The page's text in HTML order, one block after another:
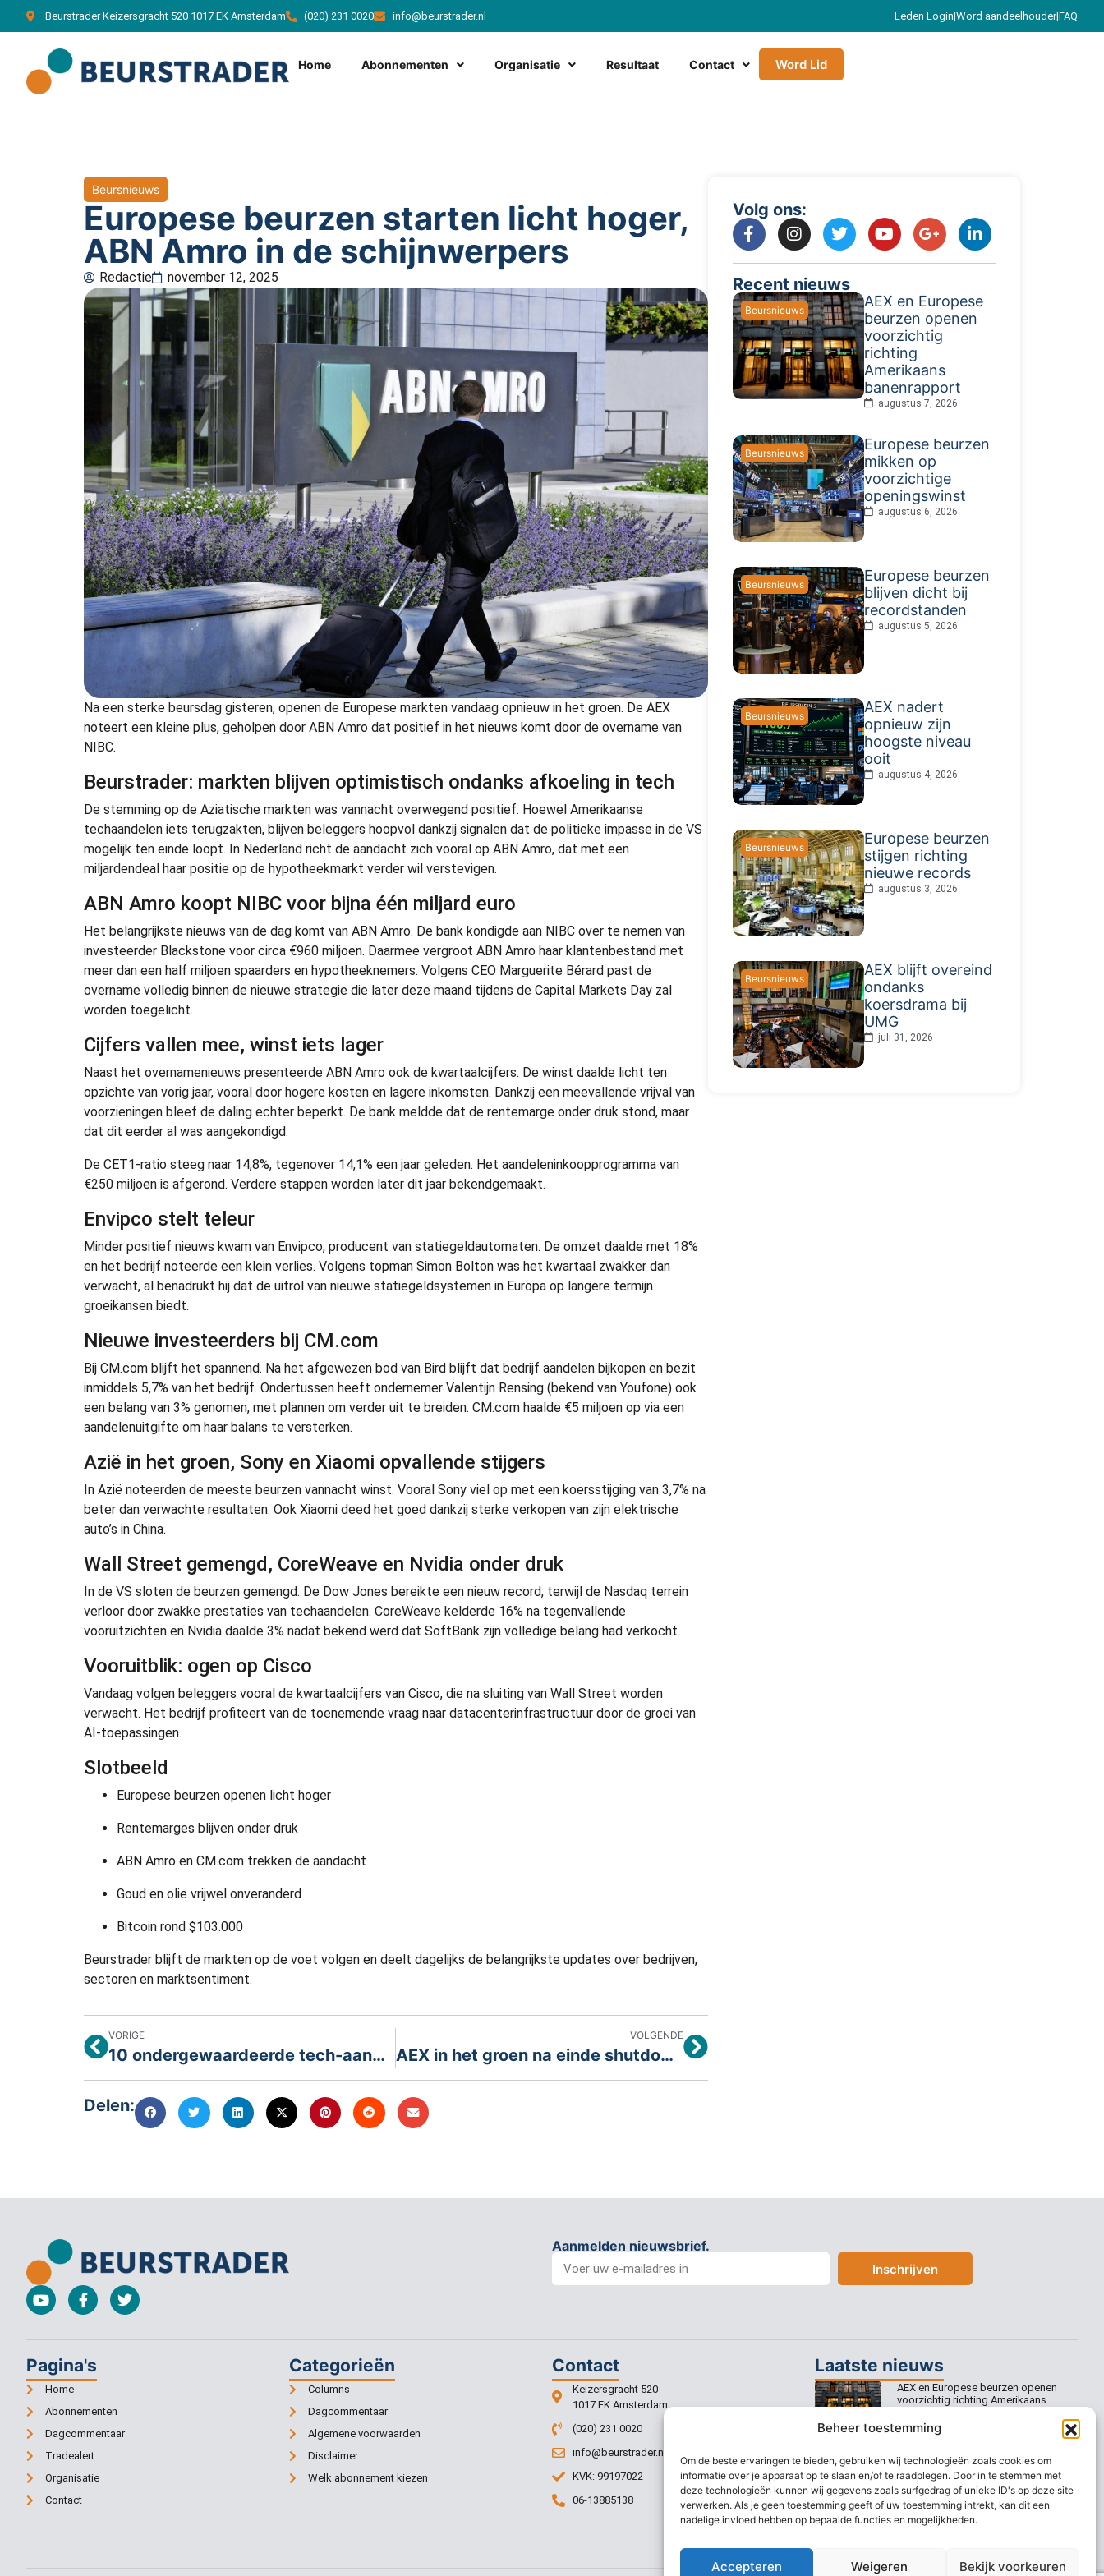
Beheer toestemming
Om de beste ervaringen te bieden, gebruiken wij technologieën zoals cookies om
informatie over je apparaat op te slaan en/of te raadplegen. Door in te stemmen met
deze technologieën kunnen wij gegevens zoals surfgedrag of unieke ID's op deze site
verwerken. Als je geen toestemming geeft of uw toestemming intrekt, kan dit een
nadelige invloed hebben op bepaalde functies en mogelijkheden.
Accepteren Weigeren Bekijk voorkeuren
Beurstrader Keizersgracht 520 1017 EK Amsterdam (020) 231 0020 info@beurstrader.nl Leden Login|Word aandeelhouder|FAQ
Home Abonnementen Organisatie Resultaat Contact Word Lid
Beursnieuws
Europese beurzen starten licht hoger,
ABN Amro in de schijnwerpers
Redactie november 12, 2025
Na een sterke beursdag gisteren, openen de Europese markten vandaag opnieuw in het groen. De AEX
noteert een kleine plus, geholpen door ABN Amro dat positief in het nieuws komt door de overname van
NIBC.
Beurstrader: markten blijven optimistisch ondanks afkoeling in tech
De stemming op de Aziatische markten was vannacht overwegend positief. Hoewel Amerikaanse
techaandelen iets terugzakten, blijven beleggers hoopvol dankzij signalen dat de politieke impasse in de VS
mogelijk ten einde loopt. In Nederland richt de aandacht zich vooral op ABN Amro, dat met een
miljardendeal haar positie op de hypotheekmarkt verder wil verstevigen.
ABN Amro koopt NIBC voor bijna één miljard euro
Het belangrijkste nieuws van de dag komt van ABN Amro. De bank kondigde aan NIBC over te nemen van
investeerder Blackstone voor circa €960 miljoen. Daarmee vergroot ABN Amro haar klantenbestand met
meer dan een half miljoen spaarders en hypotheeknemers. Volgens CEO Marguerite Bérard past de
overname volledig binnen de nieuwe strategie die later deze maand tijdens de Capital Markets Day zal
worden toegelicht.
Cijfers vallen mee, winst iets lager
Naast het overnamenieuws presenteerde ABN Amro ook de kwartaalcijfers. De winst daalde licht ten
opzichte van vorig jaar, vooral door hogere kosten en lagere inkomsten. Dankzij een meevallende vrijval van
voorzieningen bleef de daling echter beperkt. De bank meldde dat de rentemarge onder druk stond, maar
dat dit eerder al was aangekondigd.
De CET1-ratio steeg naar 14,8%, tegenover 14,1% een jaar geleden. Het aandeleninkoopprogramma van
€250 miljoen is afgerond. Verdere stappen worden later dit jaar bekendgemaakt.
Envipco stelt teleur
Minder positief nieuws kwam van Envipco, producent van statiegeldautomaten. De omzet daalde met 18%
en het bedrijf noteerde een klein verlies. Volgens topman Simon Bolton was het kwartaal zwakker dan
verwacht, al benadrukt hij dat de uitrol van nieuwe statiegeldsystemen in Europa op langere termijn
groeikansen biedt.
Nieuwe investeerders bij CM.com
Bij CM.com blijft het spannend. Na het afgewezen bod van Bird blijft dat bedrijf aandelen bijkopen en bezit
inmiddels 5,7% van het bedrijf. Ondertussen heeft ondernemer Valentijn Rensing (bekend van Youfone) ook
een belang van 3% genomen, met plannen om verder uit te breiden. CM.com haalde €5 miljoen op via een
aandelenuitgifte om haar balans te versterken.
Azië in het groen, Sony en Xiaomi opvallende stijgers
In Azië noteerden de meeste beurzen vannacht winst. Vooral Sony viel op met een koersstijging van 3,7% na
beter dan verwachte resultaten. Ook Xiaomi deed het goed dankzij sterke verkopen van zijn elektrische
auto’s in China.
Wall Street gemengd, CoreWeave en Nvidia onder druk
In de VS sloten de beurzen gemengd. De Dow Jones bereikte een nieuw record, terwijl de Nasdaq terrein
verloor door zwakke prestaties van techaandelen. CoreWeave kelderde 16% na tegenvallende
vooruitzichten en Nvidia daalde 3% nadat bekend werd dat SoftBank zijn volledige belang had verkocht.
Vooruitblik: ogen op Cisco
Vandaag volgen beleggers vooral de kwartaalcijfers van Cisco, die na sluiting van Wall Street worden
verwacht. Het bedrijf profiteert van de toenemende vraag naar datacenterinfrastructuur door de groei van
AI-toepassingen.
Slotbeeld
Europese beurzen openen licht hoger
Rentemarges blijven onder druk
ABN Amro en CM.com trekken de aandacht
Goud en olie vrijwel onveranderd
Bitcoin rond $103.000
Beurstrader blijft de markten op de voet volgen en deelt dagelijks de belangrijkste updates over bedrijven,
sectoren en marktsentiment.
VORIGE
10 ondergewaardeerde tech-aandelen met flink groeipotentieel
VOLGENDE
AEX in het groen na einde shutdown
Delen:
Volg ons:
Recent nieuws
Beursnieuws
AEX en Europese
beurzen openen
voorzichtig
richting
Amerikaans
banenrapport
augustus 7, 2026
Beursnieuws
Europese beurzen
mikken op
voorzichtige
openingswinst
augustus 6, 2026
Beursnieuws
Europese beurzen
blijven dicht bij
recordstanden
augustus 5, 2026
Beursnieuws
AEX nadert
opnieuw zijn
hoogste niveau
ooit
augustus 4, 2026
Beursnieuws
Europese beurzen
stijgen richting
nieuwe records
augustus 3, 2026
Beursnieuws
AEX blijft overeind
ondanks
koersdrama bij
UMG
juli 31, 2026
Aanmelden nieuwsbrief.
Inschrijven
Pagina's
Home
Abonnementen
Dagcommentaar
Tradealert
Organisatie
Contact
Categorieën
Columns
Dagcommentaar
Algemene voorwaarden
Disclaimer
Welk abonnement kiezen
Contact
Keizersgracht 520
1017 EK Amsterdam
(020) 231 0020
info@beurstrader.nl
KVK: 99197022
06-13885138
Laatste nieuws
AEX en Europese beurzen openen
voorzichtig richting Amerikaans
Europese beurzen mikken op
Europese beurzen blijven dicht bij
recordstanden
AEX nadert opnieuw zijn hoogste